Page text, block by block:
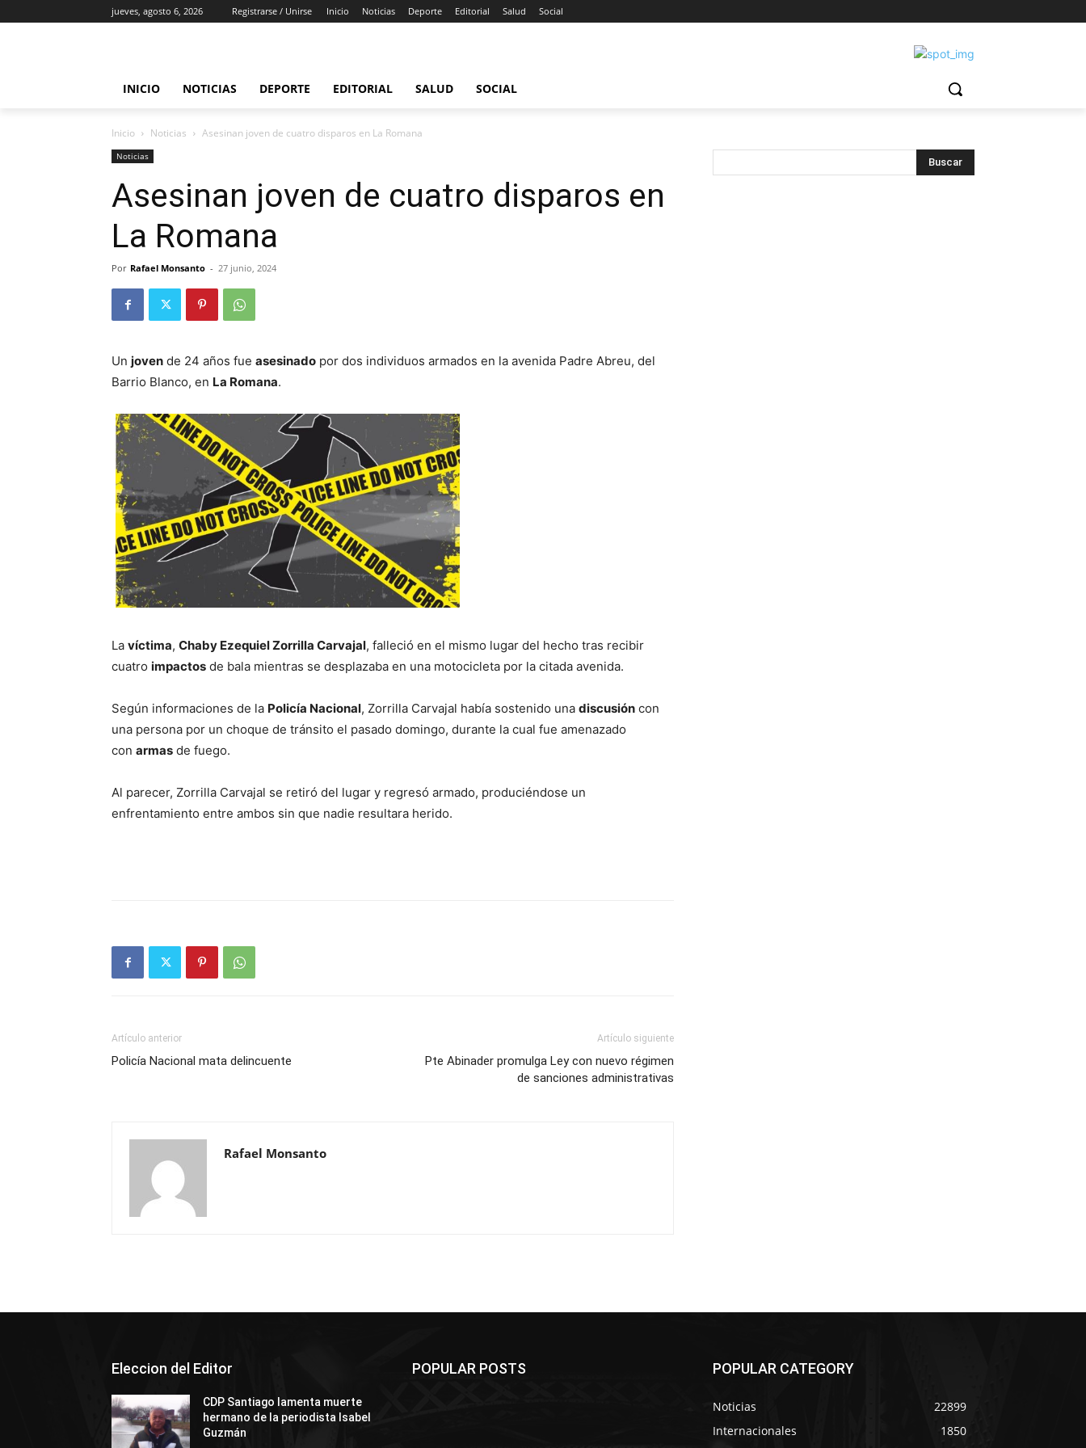
jueves, agosto 6, 2026 Registrarse / Unirse Inicio Noticias Deporte Editorial Salud Social
INICIO NOTICIAS DEPORTE EDITORIAL SALUD SOCIAL
Inicio Noticias Asesinan joven de cuatro disparos en La Romana
Noticias
Asesinan joven de cuatro disparos en
La Romana
Por Rafael Monsanto - 27 junio, 2024
Un joven de 24 años fue asesinado por dos individuos armados en la avenida Padre Abreu, del
Barrio Blanco, en La Romana.
La víctima, Chaby Ezequiel Zorrilla Carvajal, falleció en el mismo lugar del hecho tras recibir
cuatro impactos de bala mientras se desplazaba en una motocicleta por la citada avenida.
Según informaciones de la Policía Nacional, Zorrilla Carvajal había sostenido una discusión con
una persona por un choque de tránsito el pasado domingo, durante la cual fue amenazado
con armas de fuego.
Al parecer, Zorrilla Carvajal se retiró del lugar y regresó armado, produciéndose un
enfrentamiento entre ambos sin que nadie resultara herido.
Artículo anterior
Policía Nacional mata delincuente
Artículo siguiente
Pte Abinader promulga Ley con nuevo régimen
de sanciones administrativas
Rafael Monsanto
Eleccion del Editor
CDP Santiago lamenta muerte
hermano de la periodista Isabel
Guzmán
POPULAR POSTS POPULAR CATEGORY
Noticias
22899
Internacionales
1850